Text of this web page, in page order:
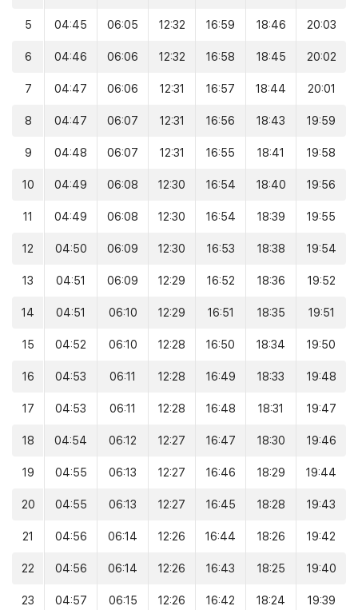
5 04:45 06:05 12:32 16:59 18:46 20:03
6 04:46 06:06 12:32 16:58 18:45 20:02
7 04:47 06:06 12:31 16:57 18:44 20:01
8 04:47 06:07 12:31 16:56 18:43 19:59
9 04:48 06:07 12:31 16:55 18:41 19:58
10 04:49 06:08 12:30 16:54 18:40 19:56
11 04:49 06:08 12:30 16:54 18:39 19:55
12 04:50 06:09 12:30 16:53 18:38 19:54
13 04:51 06:09 12:29 16:52 18:36 19:52
14 04:51 06:10 12:29 16:51 18:35 19:51
15 04:52 06:10 12:28 16:50 18:34 19:50
16 04:53 06:11 12:28 16:49 18:33 19:48
17 04:53 06:11 12:28 16:48 18:31 19:47
18 04:54 06:12 12:27 16:47 18:30 19:46
19 04:55 06:13 12:27 16:46 18:29 19:44
20 04:55 06:13 12:27 16:45 18:28 19:43
21 04:56 06:14 12:26 16:44 18:26 19:42
22 04:56 06:14 12:26 16:43 18:25 19:40
23 04:57 06:15 12:26 16:42 18:24 19:39